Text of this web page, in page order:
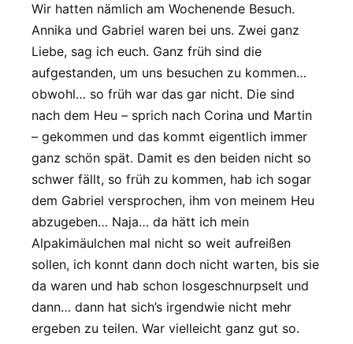
Wir hatten nämlich am Wochenende Besuch.
Annika und Gabriel waren bei uns. Zwei ganz
Liebe, sag ich euch. Ganz früh sind die
aufgestanden, um uns besuchen zu kommen…
obwohl… so früh war das gar nicht. Die sind
nach dem Heu – sprich nach Corina und Martin
– gekommen und das kommt eigentlich immer
ganz schön spät. Damit es den beiden nicht so
schwer fällt, so früh zu kommen, hab ich sogar
dem Gabriel versprochen, ihm von meinem Heu
abzugeben… Naja… da hätt ich mein
Alpakimäulchen mal nicht so weit aufreißen
sollen, ich konnt dann doch nicht warten, bis sie
da waren und hab schon losgeschnurpselt und
dann… dann hat sich’s irgendwie nicht mehr
ergeben zu teilen. War vielleicht ganz gut so.